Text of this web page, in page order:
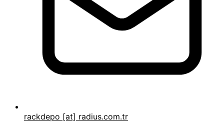
rackdepo [at] radius.com.tr